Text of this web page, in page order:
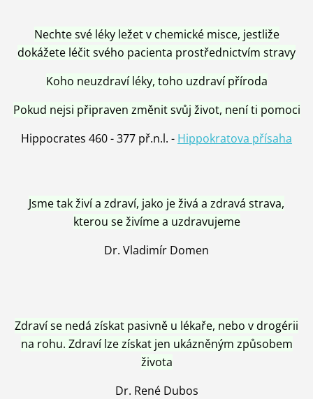
Nechte své léky ležet v chemické misce, jestliže
dokážete léčit svého pacienta prostřednictvím stravy
Koho neuzdraví léky, toho uzdraví příroda
Pokud nejsi připraven změnit svůj život, není ti pomoci
Hippocrates 460 - 377 př.n.l. - Hippokratova přísaha
Jsme tak živí a zdraví, jako je živá a zdravá strava,
kterou se živíme a uzdravujeme
Dr. Vladimír Domen
Zdraví se nedá získat pasivně u lékaře, nebo v drogérii
na rohu. Zdraví lze získat jen ukázněným způsobem
života
Dr. René Dubos